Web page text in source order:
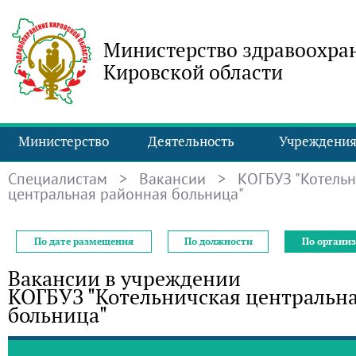
Министерство
Кировской области
Министерство Деятельность Учреждения
Специалистам > Вакансии > КОГБУЗ
центральная районная больница"
По дате размещения По должности По
Вакансии в учреждении
КОГБУЗ "Котельничская
больница"